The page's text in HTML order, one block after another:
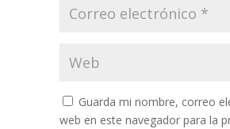
Guarda mi nombre, correo
web en este navegador para la